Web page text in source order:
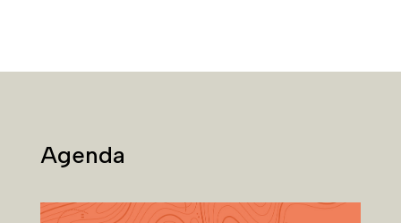
Agenda